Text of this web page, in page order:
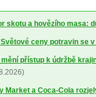
skotu a hovězího masa:
Světové ceny potravin se
mění přístup k údržbě
Market a Coca-Cola